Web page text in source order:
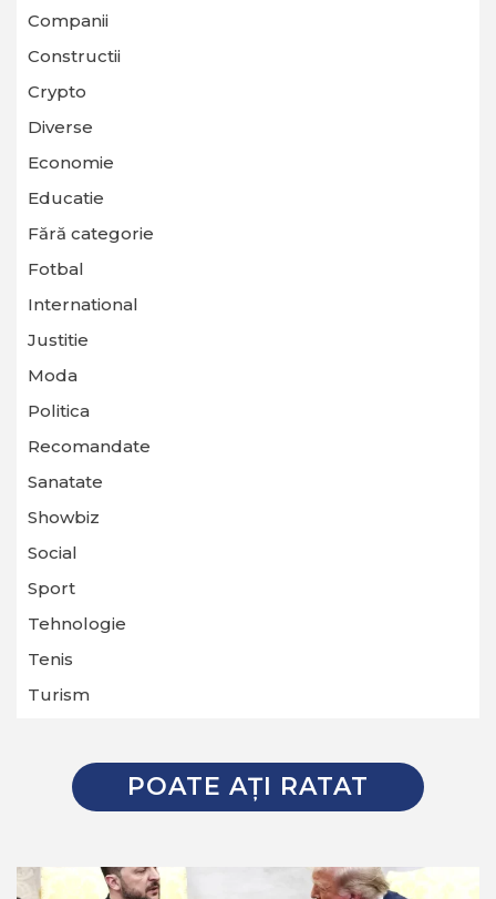
Companii
Constructii
Crypto
Diverse
Economie
Educatie
Fără categorie
Fotbal
International
Justitie
Moda
Politica
Recomandate
Sanatate
Showbiz
Social
Sport
Tehnologie
Tenis
Turism
POATE AŢI RATAT